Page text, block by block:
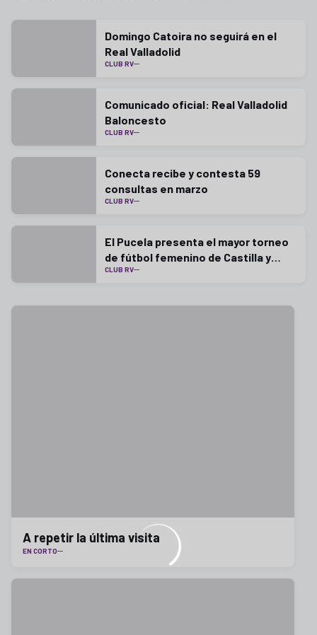
Domingo Catoira no seguirá en el
Real Valladolid
CLUB RV
Comunicado oficial: Real Valladolid
Baloncesto
CLUB RV
Conecta recibe y contesta 59
consultas en marzo
CLUB RV
El Pucela presenta el mayor torneo
de fútbol femenino de Castilla y
León
CLUB RV
A repetir la última visita
EN CORTO